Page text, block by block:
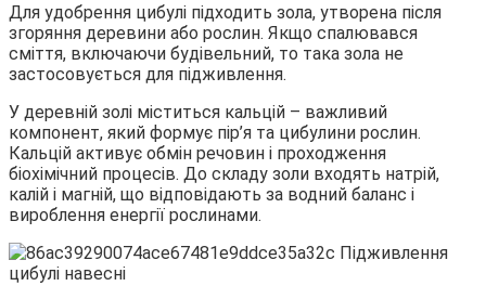
Для удобрення цибулі підходить зола, утворена після
згоряння деревини або рослин. Якщо спалювався
сміття, включаючи будівельний, то така зола не
застосовується для підживлення.
У деревній золі міститься кальцій – важливий
компонент, який формує пір’я та цибулини рослин.
Кальцій активує обмін речовин і проходження
біохімічний процесів. До складу золи входять натрій,
калій і магній, що відповідають за водний баланс і
вироблення енергії рослинами.